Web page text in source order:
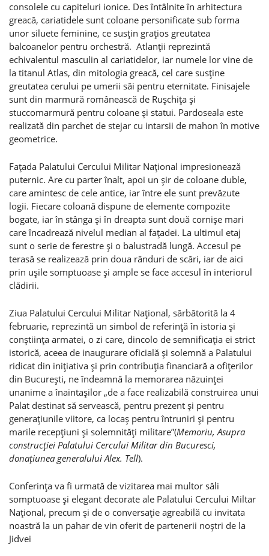
consolele cu capiteluri ionice. Des întâlnite în arhitectura
greacă, cariatidele sunt coloane personificate sub forma
unor siluete feminine, ce susţin graţios greutatea
balcoanelor pentru orchestră. Atlanţii reprezintă
echivalentul masculin al cariatidelor, iar numele lor vine de
la titanul Atlas, din mitologia greacă, cel care susţine
greutatea cerului pe umerii săi pentru eternitate. Finisajele
sunt din marmură românească de Ruşchiţa şi
stuccomarmură pentru coloane şi statui. Pardoseala este
realizată din parchet de stejar cu intarsii de mahon în motive
geometrice.
Faţada Palatului Cercului Militar Naţional impresionează
puternic. Are cu parter înalt, apoi un şir de coloane duble,
care amintesc de cele antice, iar între ele sunt prevăzute
logii. Fiecare coloană dispune de elemente compozite
bogate, iar în stânga şi în dreapta sunt două cornişe mari
care încadrează nivelul median al faţadei. La ultimul etaj
sunt o serie de ferestre şi o balustradă lungă. Accesul pe
terasă se realizează prin doua rânduri de scări, iar de aici
prin uşile somptuoase şi ample se face accesul în interiorul
clădirii.
Ziua Palatului Cercului Militar Naţional, sărbătorită la 4
februarie, reprezintă un simbol de referinţă în istoria şi
conştiinţa armatei, o zi care, dincolo de semnificaţia ei strict
istorică, aceea de inaugurare oficială şi solemnă a Palatului
ridicat din iniţiativa şi prin contribuţia financiară a ofiţerilor
din Bucureşti, ne îndeamnă la memorarea năzuinţei
unanime a înaintaşilor „de a face realizabilă construirea unui
Palat destinat să servească, pentru prezent şi pentru
generaţiunile viitore, ca locaş pentru întruniri şi pentru
marile recepţiuni şi solemnităţi militare”(Memoriu, Asupra
construcţiei Palatului Cercului Militar din Bucuresci,
donaţiunea generalului Alex. Tell).
Conferinţa va fi urmată de vizitarea mai multor săli
somptuoase şi elegant decorate ale Palatului Cercului Miltar
Naţional, precum şi de o conversaţie agreabilă cu invitata
noastră la un pahar de vin oferit de partenerii noştri de la
Jidvei